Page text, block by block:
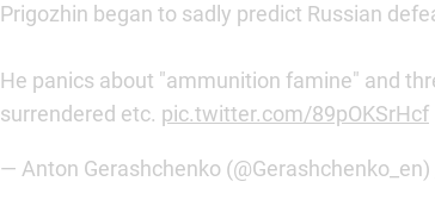
Prigozhin began to sadly predict Russian
He panics about "ammunition famine" and
surrendered etc. pic.twitter.com/89pOKSrHcf
— Anton Gerashchenko (@Gerashchenko_en)